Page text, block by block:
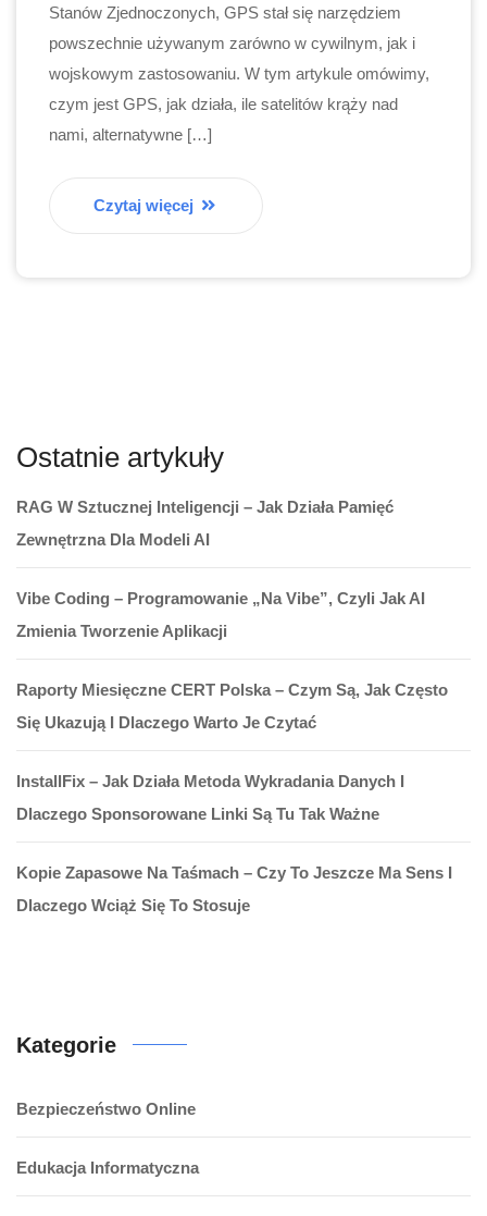
Stanów Zjednoczonych, GPS stał się narzędziem
powszechnie używanym zarówno w cywilnym, jak i
wojskowym zastosowaniu. W tym artykule omówimy,
czym jest GPS, jak działa, ile satelitów krąży nad
nami, alternatywne […]
Czytaj więcej
Ostatnie artykuły
RAG W Sztucznej Inteligencji – Jak Działa Pamięć
Zewnętrzna Dla Modeli AI
Vibe Coding – Programowanie „na Vibe”, Czyli Jak AI
Zmienia Tworzenie Aplikacji
Raporty Miesięczne CERT Polska – Czym Są, Jak Często
Się Ukazują I Dlaczego Warto Je Czytać
InstallFix – Jak Działa Metoda Wykradania Danych I
Dlaczego Sponsorowane Linki Są Tu Tak Ważne
Kopie Zapasowe Na Taśmach – Czy To Jeszcze Ma Sens I
Dlaczego Wciąż Się To Stosuje
Kategorie
Bezpieczeństwo Online
Edukacja Informatyczna